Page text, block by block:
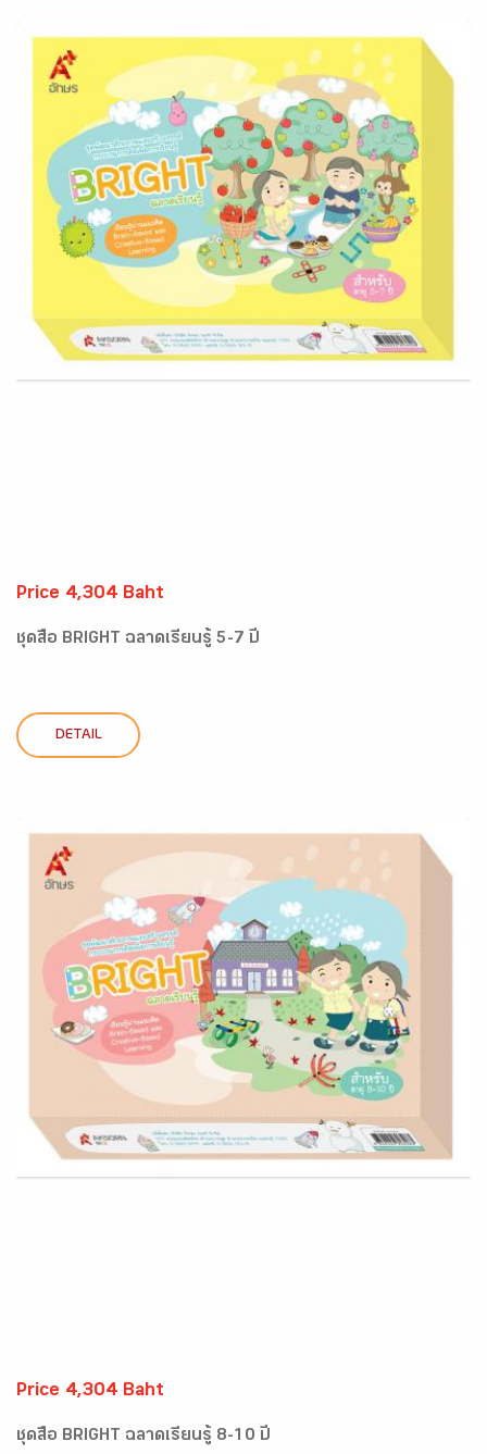
Price 4,304 Baht
ชุดสื่อ BRIGHT ฉลาดเรียนรู้ 5-7 ปี
DETAIL
Price 4,304 Baht
ชุดสื่อ BRIGHT ฉลาดเรียนรู้ 8-10 ปี